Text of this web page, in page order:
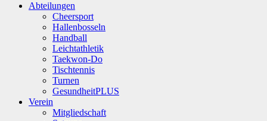
SuchenAbteilungen
Cheersport
Hallenbosseln
Handball
Leichtathletik
Taekwon-Do
Tischtennis
Turnen
GesundheitPLUS
Verein
Mitgliedschaft